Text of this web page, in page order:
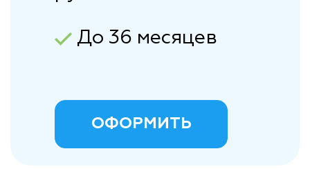
До 36 месяцев
ОФОРМИТЬ